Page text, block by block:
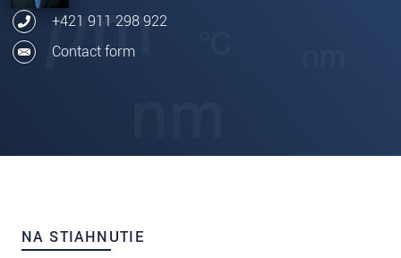
+421 911 298 922
Contact form
NA STIAHNUTIE